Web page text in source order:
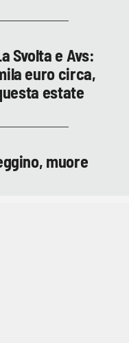
Svolta e Avs:
euro circa,
estate
muore